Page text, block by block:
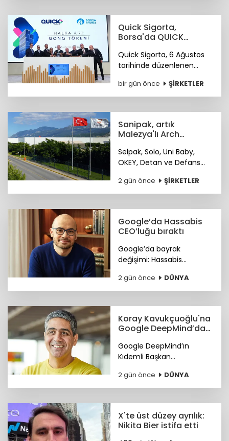
Quick Sigorta,
Borsa'da QUICK
görmeye başladı
Quick Sigorta, 6 Ağustos
tarihinde düzenlenen
işlem koduyla Borsa
İstanbul’da işlem görmeye
bir gün önce ŞİRKETLER
Sanipak, artık
Malezya'lı Arch
Selpak, Solo, Uni Baby,
OKEY, Detan ve Defans
bulunduran Sanipak
resmen Arch Peninsula
2 gün önce ŞİRKETLER
Google’da Hassabis
CEO’luğu bıraktı
Google’da bayrak
değişimi: Hassabis
2 gün önce DÜNYA
Koray Kavukçuoğlu'na
Google DeepMind’da
Google DeepMind’ın
Kıdemli Başkan
bilim insanı Koray
Kavukçuoğlu getirildi.
2 gün önce DÜNYA
X'te üst düzey ayrılık:
Nikita Bier istifa etti